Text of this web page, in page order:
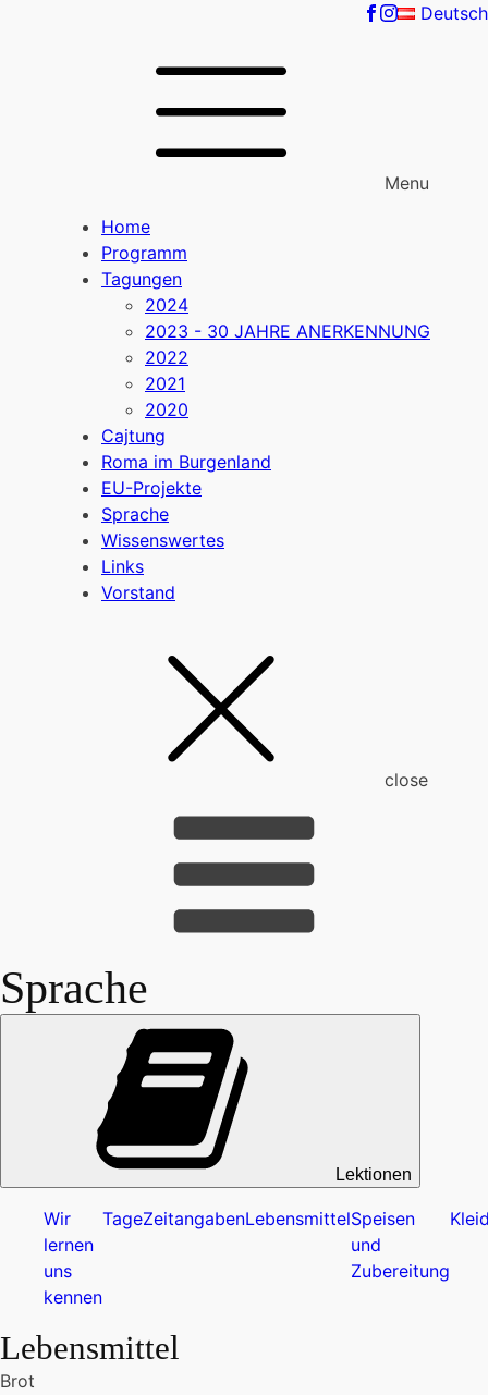
Deutsch
Menu
Home
Programm
Tagungen
2024
2023 - 30 JAHRE ANERKENNUNG
2022
2021
2020
Cajtung
Roma im Burgenland
EU-Projekte
Sprache
Wissenswertes
Links
Vorstand
close
Sprache
Lektionen
Wir
lernen
uns
kennen
TageZeitangabenLebensmittelSpeisen
und
Zubereitung
Lebensmittel
Brot